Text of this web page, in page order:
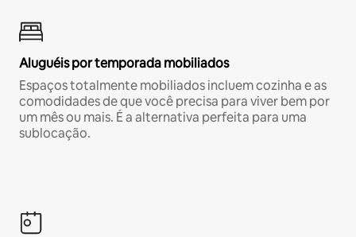
Aluguéis por temporada mobiliados
Espaços totalmente mobiliados incluem cozinha e as
comodidades de que você precisa para viver bem por
um mês ou mais. É a alternativa perfeita para uma
sublocação.